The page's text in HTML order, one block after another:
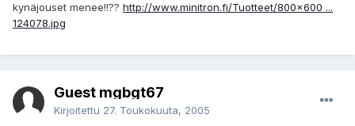
kynäjouset menee!!?? http://www.minitron.fi/Tuotteet/800x600 ...
124078.jpg
Guest mgbgt67
Kirjoitettu 27. Toukokuuta, 2005